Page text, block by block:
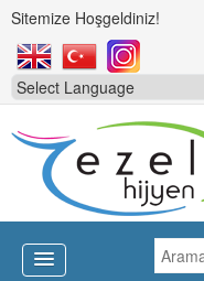
Sitemize Hoşgeldiniz!